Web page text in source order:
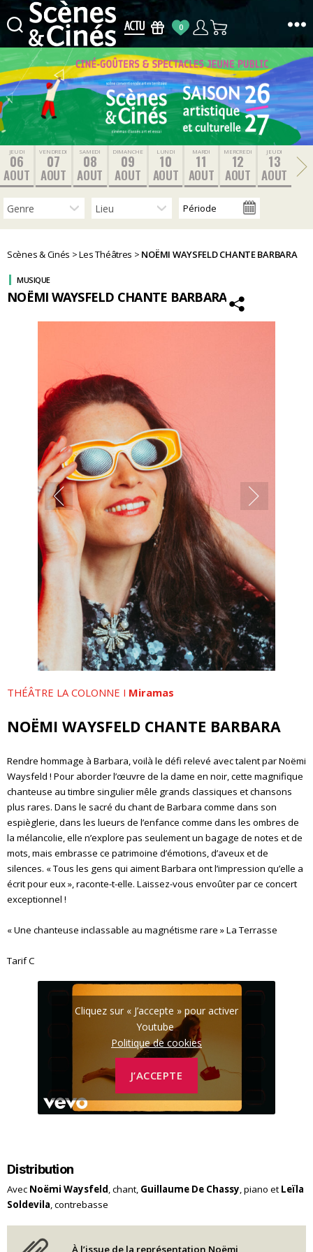
Scènes
&
Cinés
0
JEUDI
06
AOUT
VENDREDI
07
AOUT
SAMEDI
08
AOUT
DIMANCHE
09
AOUT
LUNDI
10
AOUT
MARDI
11
AOUT
MERCREDI
12
AOUT
JEUDI
13
AOUT
Scènes & Cinés >Les Théâtres > NOËMI WAYSFELD CHANTE BARBARA
NOËMI WAYSFELD CHANTE BARBARA
MUSIQUE
THÉÂTRE LA COLONNE I Miramas
NOËMI WAYSFELD CHANTE BARBARA
Rendre hommage à Barbara, voilà le défi relevé avec talent par Noëmi
Waysfeld ! Pour aborder l’œuvre de la dame en noir, cette magnifique
chanteuse au timbre singulier mêle grands classiques et chansons
plus rares. Dans le sacré du chant de Barbara comme dans son
espièglerie, dans les lueurs de l’enfance comme dans les ombres de
la mélancolie, elle n’explore pas seulement un bagage de notes et de
mots, mais embrasse ce patrimoine d’émotions, d’aveux et de
silences. « Tous les gens qui aiment Barbara ont l’impression qu’elle a
écrit pour eux », raconte-t-elle. Laissez-vous envoûter par ce concert
exceptionnel !
« Une chanteuse inclassable au magnétisme rare » La Terrasse
Tarif C
Cliquez sur « J’accepte » pour activer
Youtube
Politique de cookies
J’ACCEPTE
Distribution
Avec Noëmi Waysfeld, chant, Guillaume De Chassy, piano et Leïla
Soldevila, contrebasse
À l’issue de la représentation Noëmi